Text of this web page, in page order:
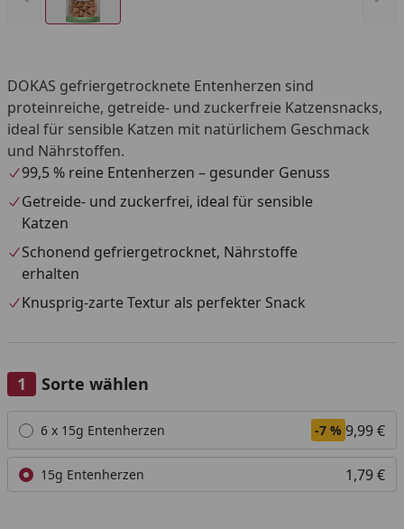
DOKAS gefriergetrocknete Entenherzen sind
proteinreiche, getreide- und zuckerfreie Katzensnacks,
ideal für sensible Katzen mit natürlichem Geschmack
und Nährstoffen.
99,5 % reine Entenherzen – gesunder Genuss
Getreide- und zuckerfrei, ideal für sensible
Katzen
Schonend gefriergetrocknet, Nährstoffe
erhalten
Knusprig-zarte Textur als perfekter Snack
Sorte wählen
Alle anzeigen (2)
6 x 15g Entenherzen -7 % 9,99 €
15g Entenherzen 1,79 €